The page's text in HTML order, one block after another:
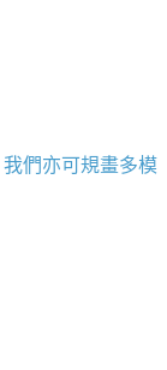
們亦可規畫多模